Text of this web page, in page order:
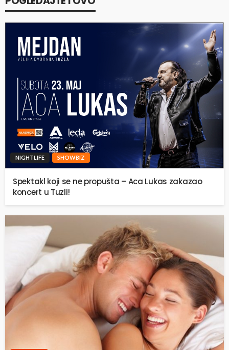
NIGHTLIFE SHOWBIZ
Spektakl koji se ne propušta – Aca Lukas zakazao
koncert u Tuzli!